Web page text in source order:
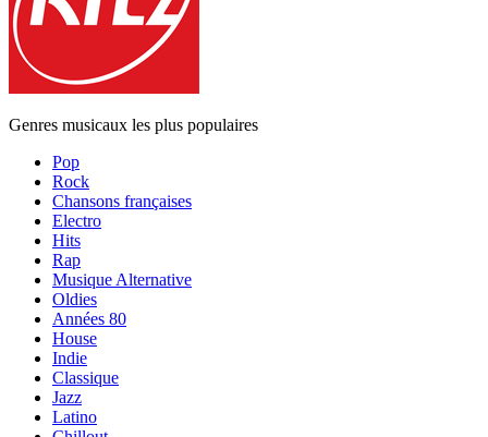
Genres musicaux les plus populaires
Pop
Rock
Chansons françaises
Electro
Hits
Rap
Musique Alternative
Oldies
Années 80
House
Indie
Classique
Jazz
Latino